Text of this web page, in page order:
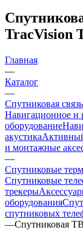
TracVision
Главная
—
Каталог
—
Спутниковая связь
Навигационное и
оборудование
акустика
и монтажные
—
Спутниковые
Спутниковые
трекеры
оборудования
спутниковых
—Спутниковая